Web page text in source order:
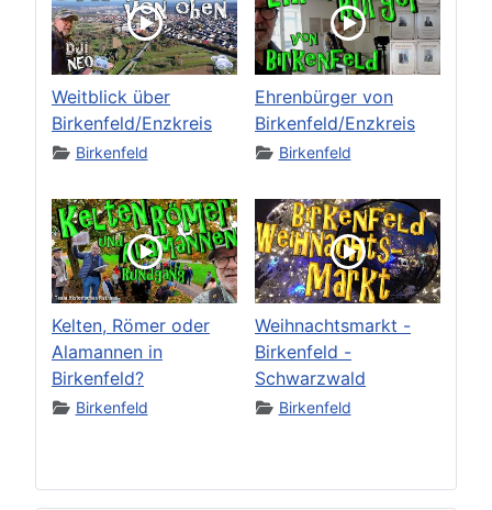
Weitblick über
Birkenfeld/Enzkreis
Birkenfeld
Ehrenbürger von
Birkenfeld/Enzkreis
Birkenfeld
Kelten, Römer oder
Alamannen in
Birkenfeld?
Birkenfeld
Weihnachtsmarkt -
Birkenfeld -
Schwarzwald
Birkenfeld